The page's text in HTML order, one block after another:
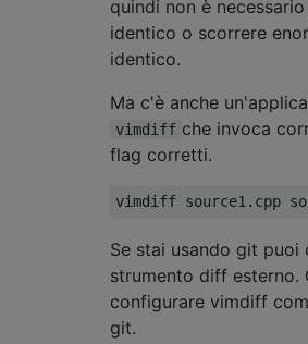
quindi non è
identico o scorrere
identico.
Ma c'è anche
vimdiff che invoca
flag corretti.
Se stai usando git puoi
strumento diff esterno.
configurare vimdiff
git.